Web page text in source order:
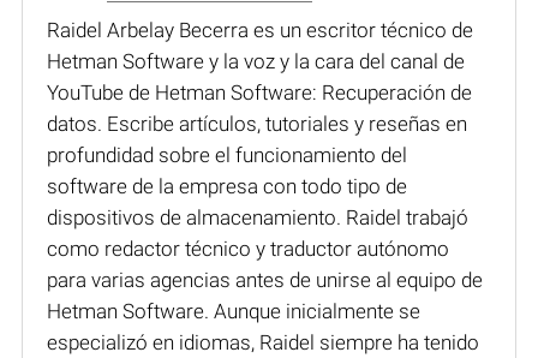
Raidel Arbelay Becerra es un escritor técnico de
Hetman Software y la voz y la cara del canal de
YouTube de Hetman Software: Recuperación de
datos. Escribe artículos, tutoriales y reseñas en
profundidad sobre el funcionamiento del
software de la empresa con todo tipo de
dispositivos de almacenamiento. Raidel trabajó
como redactor técnico y traductor autónomo
para varias agencias antes de unirse al equipo de
Hetman Software. Aunque inicialmente se
especializó en idiomas, Raidel siempre ha tenido